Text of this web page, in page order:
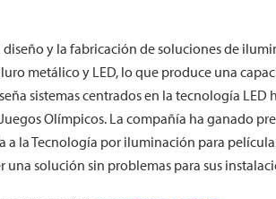
y la fabricación de soluciones de
metálico y LED, lo que produce una
sistemas centrados en la tecnología
Olímpicos. La compañía ha ganado
a la Tecnología por iluminación para
solución sin problemas para sus